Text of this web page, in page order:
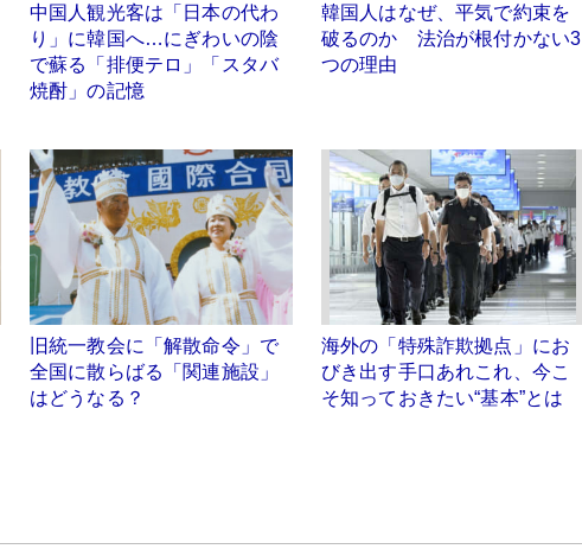
中国人観光客は「日本の代わ
り」に韓国へ…にぎわいの陰
で蘇る「排便テロ」「スタバ
焼酎」の記憶
韓国人はなぜ、平気で約束を
破るのか 法治が根付かない3
つの理由
旧統一教会に「解散命令」で
全国に散らばる「関連施設」
はどうなる？
海外の「特殊詐欺拠点」にお
びき出す手口あれこれ、今こ
そ知っておきたい“基本”とは